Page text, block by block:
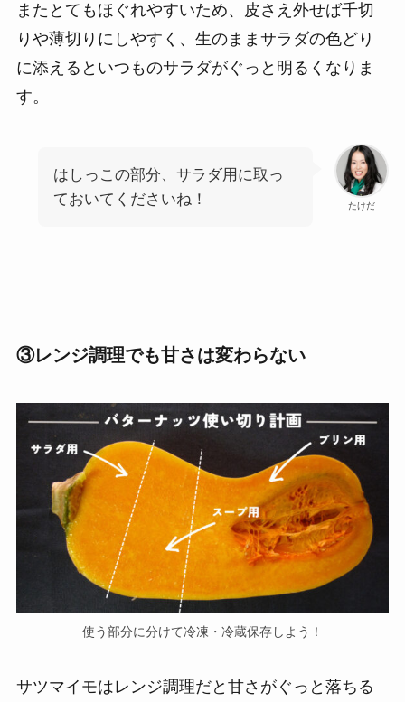
またとてもほぐれやすいため、皮さえ外せば千切
りや薄切りにしやすく、生のままサラダの色どり
に添えるといつものサラダがぐっと明るくなりま
す。
たけだ
はしっこの部分、サラダ用に取っ
ておいてくださいね！
③レンジ調理でも甘さは変わらない
使う部分に分けて冷凍・冷蔵保存しよう！
サツマイモはレンジ調理だと甘さがぐっと落ちる